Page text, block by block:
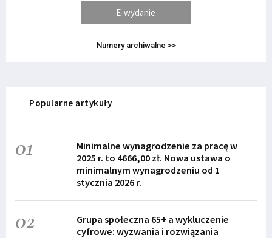
E-wydanie
Numery archiwalne >>
Popularne artykuły
01
Minimalne wynagrodzenie za pracę w
2025 r. to 4666,00 zł. Nowa ustawa o
minimalnym wynagrodzeniu od 1
stycznia 2026 r.
02
Grupa społeczna 65+ a wykluczenie
cyfrowe: wyzwania i rozwiązania